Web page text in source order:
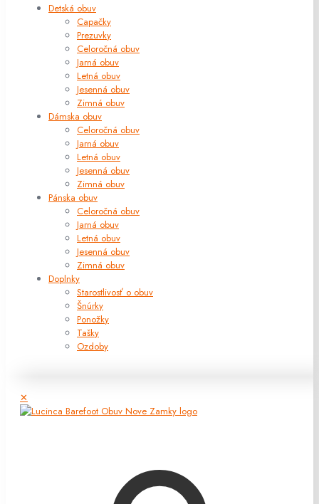
Detská obuv
Capačky
Prezuvky
Celoročná obuv
Jarná obuv
Letná obuv
Jesenná obuv
Zimná obuv
Dámska obuv
Celoročná obuv
Jarná obuv
Letná obuv
Jesenná obuv
Zimná obuv
Pánska obuv
Celoročná obuv
Jarná obuv
Letná obuv
Jesenná obuv
Zimná obuv
Doplnky
Starostlivosť o obuv
Šnúrky
Ponožky
Tašky
Ozdoby
✕